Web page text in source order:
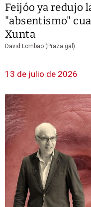
Feijóo ya redujo
"absentismo"
Xunta
David Lombao (Praza.gal)
13 de julio de 2026